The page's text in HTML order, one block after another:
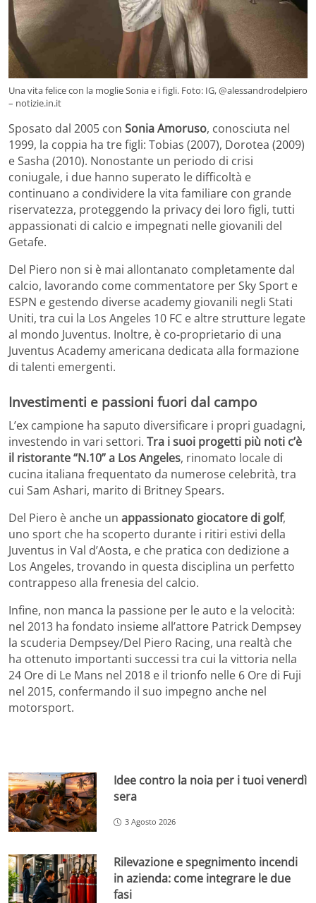
Una vita felice con la moglie Sonia e i figli. Foto: IG, @alessandrodelpiero
– notizie.in.it
Sposato dal 2005 con Sonia Amoruso, conosciuta nel
1999, la coppia ha tre figli: Tobias (2007), Dorotea (2009)
e Sasha (2010). Nonostante un periodo di crisi
coniugale, i due hanno superato le difficoltà e
continuano a condividere la vita familiare con grande
riservatezza, proteggendo la privacy dei loro figli, tutti
appassionati di calcio e impegnati nelle giovanili del
Getafe.
Del Piero non si è mai allontanato completamente dal
calcio, lavorando come commentatore per Sky Sport e
ESPN e gestendo diverse academy giovanili negli Stati
Uniti, tra cui la Los Angeles 10 FC e altre strutture legate
al mondo Juventus. Inoltre, è co-proprietario di una
Juventus Academy americana dedicata alla formazione
di talenti emergenti.
Investimenti e passioni fuori dal campo
L’ex campione ha saputo diversificare i propri guadagni,
investendo in vari settori. Tra i suoi progetti più noti c’è
il ristorante “N.10” a Los Angeles, rinomato locale di
cucina italiana frequentato da numerose celebrità, tra
cui Sam Ashari, marito di Britney Spears.
Del Piero è anche un appassionato giocatore di golf,
uno sport che ha scoperto durante i ritiri estivi della
Juventus in Val d’Aosta, e che pratica con dedizione a
Los Angeles, trovando in questa disciplina un perfetto
contrappeso alla frenesia del calcio.
Infine, non manca la passione per le auto e la velocità:
nel 2013 ha fondato insieme all’attore Patrick Dempsey
la scuderia Dempsey/Del Piero Racing, una realtà che
ha ottenuto importanti successi tra cui la vittoria nella
24 Ore di Le Mans nel 2018 e il trionfo nelle 6 Ore di Fuji
nel 2015, confermando il suo impegno anche nel
motorsport.
Idee contro la noia per i tuoi venerdì
sera
3 Agosto 2026
Rilevazione e spegnimento incendi
in azienda: come integrare le due
fasi